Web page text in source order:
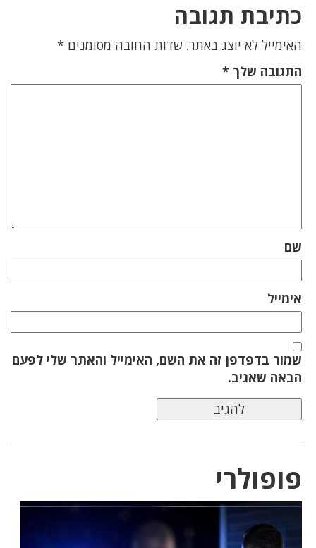
כתיבת תגובה
האימייל לא יוצג באתר. שדות החובה מסומנים *
התגובה שלך *
שם
אימייל
שמור בדפדפן זה את השם, האימייל והאתר שלי לפעם
הבאה שאגיב.
פופולרי